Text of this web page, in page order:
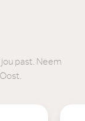
past. Neem